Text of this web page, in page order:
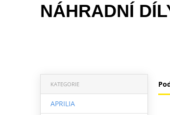
NÁHRADNÍ
KATEGORIE
APRILIA